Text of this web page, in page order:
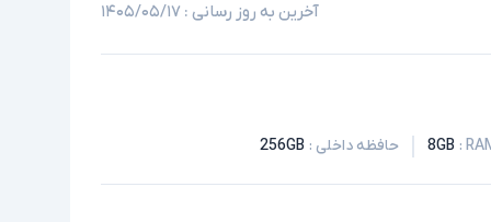
آخرین به روز رسانی : ۱۴۰۵/۰۵/۱۷
:
8GB حافظه داخلی :
256GB